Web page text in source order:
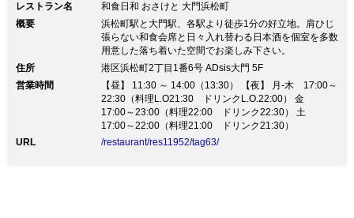
レストラン名
和食日和 おさけと 大門浜松町
概要
浜松町駅と大門駅、各駅より徒歩1分の好立地。肩ひじ
張らない和食会席と日々入れ替わる日本酒を個室を多数
用意した落ち着いた空間でお楽しみ下さい。
住所
港区浜松町2丁目1番6号 ADsis大門 5F
営業時間
【昼】 11:30 ～ 14:00（13:30） 【夜】 月-木 17:00～
22:30（料理L.O21:30 ドリンクL.O.22:00） 金
17:00～23:00（料理22:00 ドリンク22:30） 土
17:00～22:00（料理21:00 ドリンク21:30）
URL
/restaurant/res11952/tag63/